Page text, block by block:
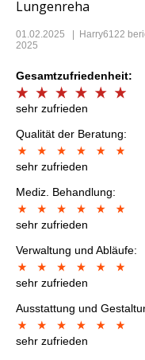
Lungenreha
01.02.2025 Harry6122
2025
Gesamtzufriedenheit:
sehr zufrieden
Qualität der Beratung:
sehr zufrieden
Mediz. Behandlung:
sehr zufrieden
Verwaltung und Abläufe:
sehr zufrieden
Ausstattung und
sehr zufrieden